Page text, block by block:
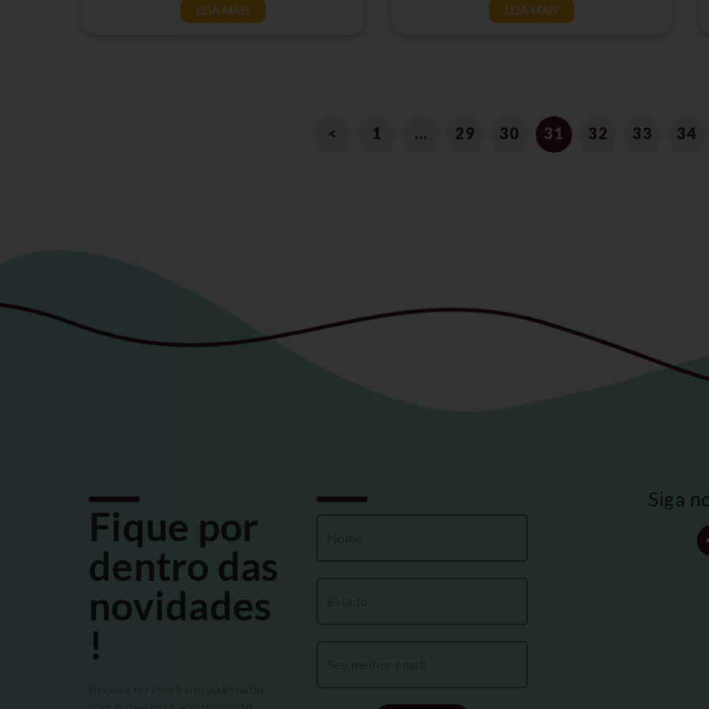
LEIA MAIS LEIA MAIS
< 1 … 29 30 31 32 33 34
Fique por
dentro das
novidades
!
Siga